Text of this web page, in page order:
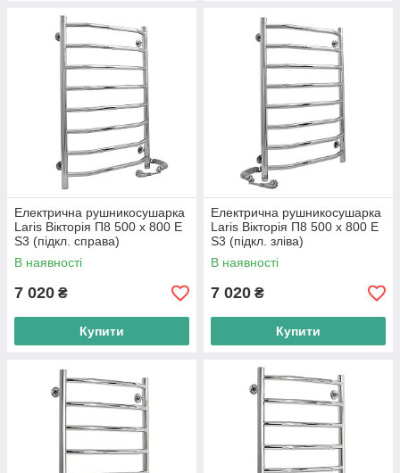
Електрична рушникосушарка
Laris Вікторія П8 500 х 800 Е
S3 (підкл. справа)
В наявності
7 020 ₴
Купити
Електрична рушникосушарка
Laris Вікторія П8 500 х 800 Е
S3 (підкл. зліва)
В наявності
7 020 ₴
Купити